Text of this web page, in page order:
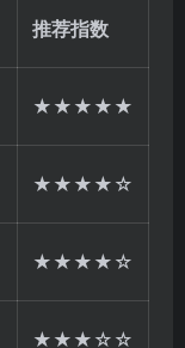
推荐指数
★★★★★
★★★★☆
★★★★☆
★★★☆☆